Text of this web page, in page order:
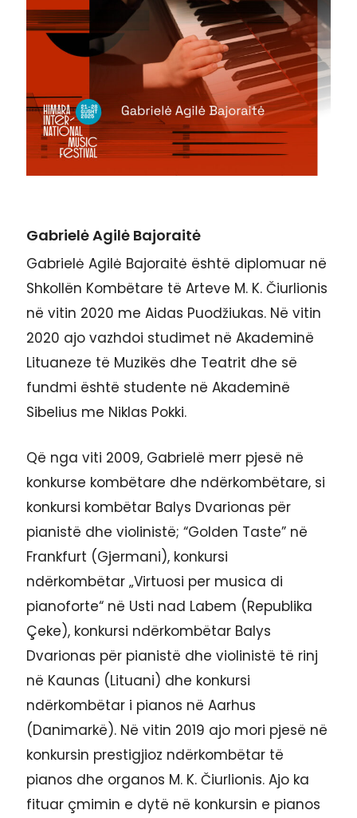
Gabrielė Agilė Bajoraitė
Gabrielė Agilė Bajoraitė është diplomuar në
Shkollën Kombëtare të Arteve M. K. Čiurlionis
në vitin 2020 me Aidas Puodžiukas. Në vitin
2020 ajo vazhdoi studimet në Akademinë
Lituaneze të Muzikës dhe Teatrit dhe së
fundmi është studente në Akademinë
Sibelius me Niklas Pokki.
Që nga viti 2009, Gabrielë merr pjesë në
konkurse kombëtare dhe ndërkombëtare, si
konkursi kombëtar Balys Dvarionas për
pianistë dhe violinistë; “Golden Taste” në
Frankfurt (Gjermani), konkursi
ndërkombëtar „Virtuosi per musica di
pianoforte“ në Usti nad Labem (Republika
Çeke), konkursi ndërkombëtar Balys
Dvarionas për pianistë dhe violinistë të rinj
në Kaunas (Lituani) dhe konkursi
ndërkombëtar i pianos në Aarhus
(Danimarkë). Në vitin 2019 ajo mori pjesë në
konkursin prestigjioz ndërkombëtar të
pianos dhe organos M. K. Čiurlionis. Ajo ka
fituar çmimin e dytë në konkursin e pianos